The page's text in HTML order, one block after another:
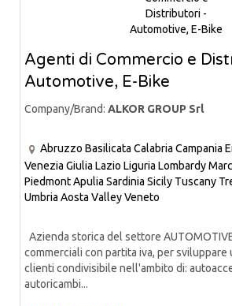
Agenti di Commercio e
Automotive, E-Bike
Company/Brand: ALKOR GROUP Srl
Abruzzo Basilicata Calabria Campania
Venezia Giulia Lazio Liguria Lombardy
PiedmontApulia Sardinia Sicily Tuscany
Umbria Aosta ValleyVeneto
Azienda storica del settore
commerciali con partita iva, per sviluppare
clienti condivisibile nell'ambito di:
autoricambi...